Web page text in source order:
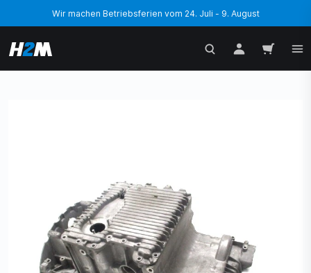
Wir machen Betriebsferien vom 24. Juli - 9. August